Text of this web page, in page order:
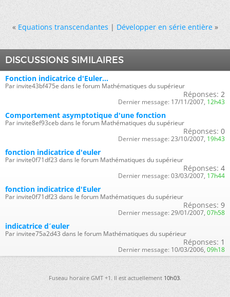
« Equations transcendantes|Développer en série entière »
DISCUSSIONS SIMILAIRES
Fonction indicatrice d'Euler...
Par invite43bf475e dans le forum Mathématiques du supérieur
Réponses: 2
Dernier message: 17/11/2007, 12h43
Comportement asymptotique d'une fonction
Par invite8ef93ceb dans le forum Mathématiques du supérieur
Réponses: 0
Dernier message: 23/10/2007, 19h43
fonction indicatrice d'euler
Par invite0f71df23 dans le forum Mathématiques du supérieur
Réponses: 4
Dernier message: 03/03/2007, 17h44
fonction indicatrice d'Euler
Par invite0f71df23 dans le forum Mathématiques du supérieur
Réponses: 9
Dernier message: 29/01/2007, 07h58
indicatrice d´euler
Par invitee75a2d43 dans le forum Mathématiques du supérieur
Réponses: 1
Dernier message: 10/03/2006, 09h18
Fuseau horaire GMT +1. Il est actuellement10h03.